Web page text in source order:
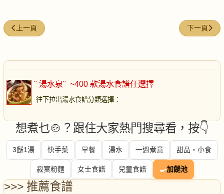
上一篇文章: 酸梅鹹湯
上一頁 下一篇文章
下一頁
" 湯水泉" ~400 款湯水食譜任選擇
往下拉出湯水食譜分類選擇 ：
想煮乜🍲？跟住大家熱門搜尋看，按👇
3餸1湯 快手菜 早餐 湯水 一週煮意 甜品・小食
寂寞粉麵 女士食譜 兒童食譜 🍳加餸池
>>> 推薦食譜